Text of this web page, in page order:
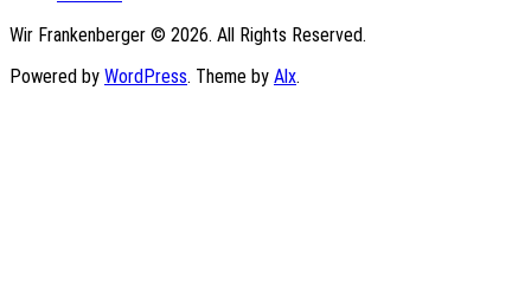
Wir Frankenberger © 2026. All Rights Reserved.
Powered by WordPress. Theme by Alx.